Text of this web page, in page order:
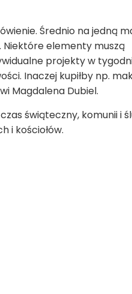
Średnio na jedną
Niektóre elementy muszą
projekty w
Inaczej kupiłby np.
Magdalena Dubiel.
świąteczny, komunii i
i kościołów.